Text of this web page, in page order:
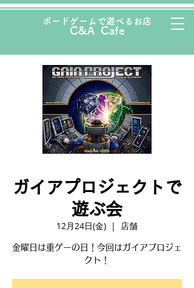
ボード ゲームで遊べるお店
C&A Cafe
ガイアプロジェクトで
遊ぶ会
12月24日(金)
  |
店舗
金曜日は重ゲーの日！今回はガイアプロジェ
クト！